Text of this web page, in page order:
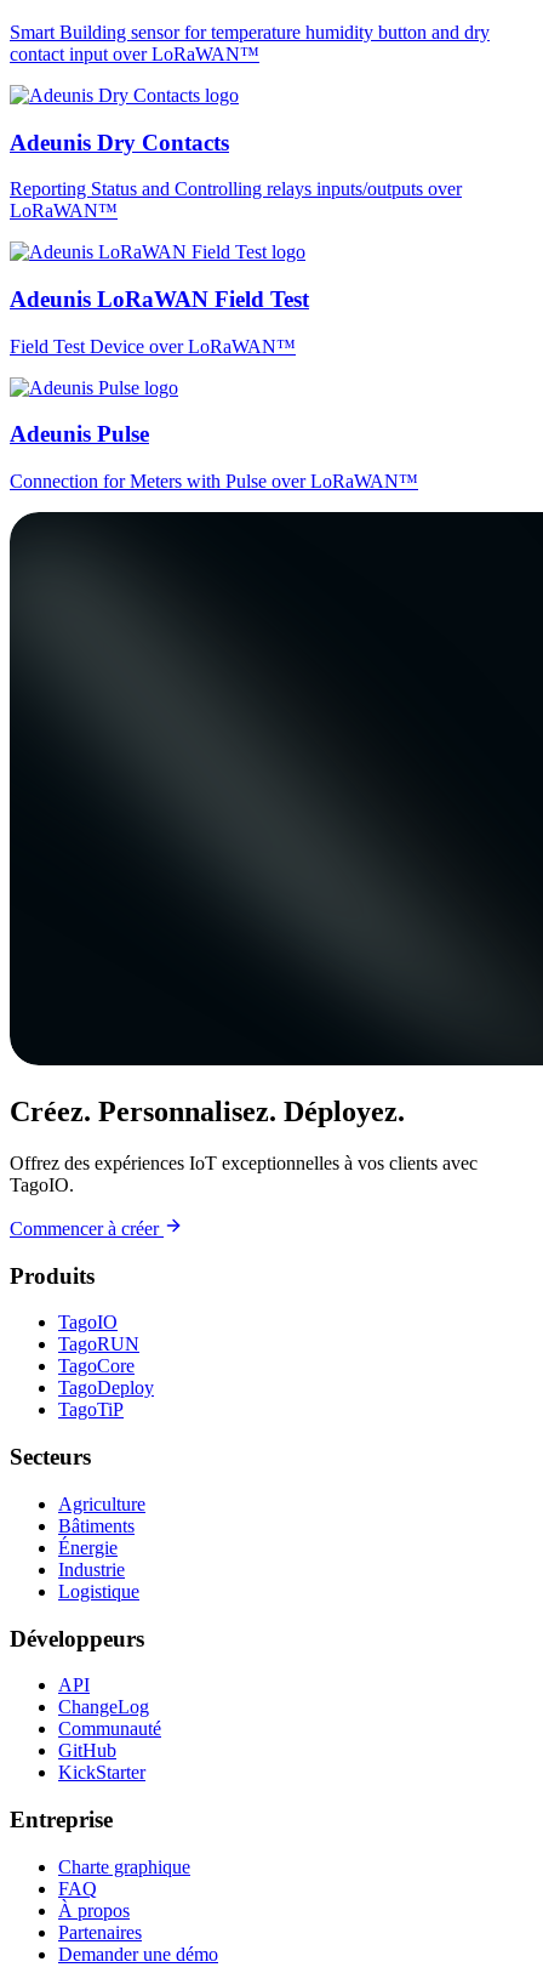
Smart Building sensor for temperature humidity button and dry
contact input over LoRaWAN™
Adeunis Dry Contacts
Reporting Status and Controlling relays inputs/outputs over
LoRaWAN™
Adeunis LoRaWAN Field Test
Field Test Device over LoRaWAN™
Adeunis Pulse
Connection for Meters with Pulse over LoRaWAN™
Créez. Personnalisez. Déployez.
Offrez des expériences IoT exceptionnelles à vos clients avec
TagoIO.
Commencer à créer
Produits
TagoIO
TagoRUN
TagoCore
TagoDeploy
TagoTiP
Secteurs
Agriculture
Bâtiments
Énergie
Industrie
Logistique
Développeurs
API
ChangeLog
Communauté
GitHub
KickStarter
Entreprise
Charte graphique
FAQ
À propos
Partenaires
Demander une démo